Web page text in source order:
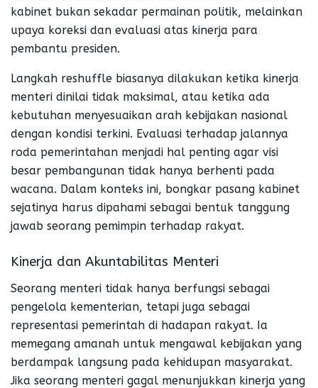
kabinet bukan sekadar permainan politik, melainkan
upaya koreksi dan evaluasi atas kinerja para
pembantu presiden.
Langkah reshuffle biasanya dilakukan ketika kinerja
menteri dinilai tidak maksimal, atau ketika ada
kebutuhan menyesuaikan arah kebijakan nasional
dengan kondisi terkini. Evaluasi terhadap jalannya
roda pemerintahan menjadi hal penting agar visi
besar pembangunan tidak hanya berhenti pada
wacana. Dalam konteks ini, bongkar pasang kabinet
sejatinya harus dipahami sebagai bentuk tanggung
jawab seorang pemimpin terhadap rakyat.
Kinerja dan Akuntabilitas Menteri
Seorang menteri tidak hanya berfungsi sebagai
pengelola kementerian, tetapi juga sebagai
representasi pemerintah di hadapan rakyat. Ia
memegang amanah untuk mengawal kebijakan yang
berdampak langsung pada kehidupan masyarakat.
Jika seorang menteri gagal menunjukkan kinerja yang